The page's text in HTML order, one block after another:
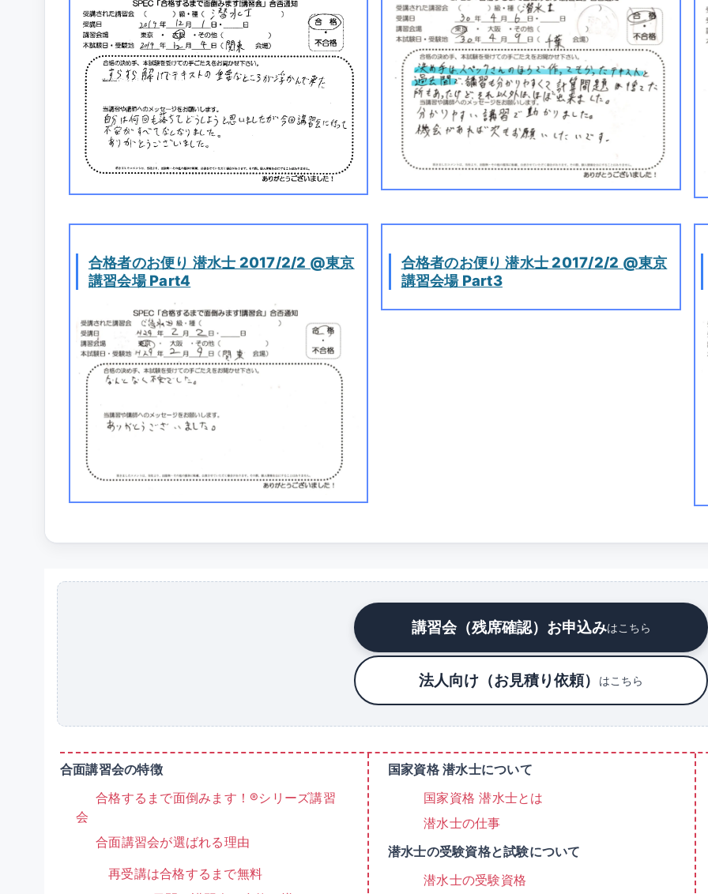
合格者のお便り 潜水士 2017/2/2 @東京
講習会場 Part4
合格者のお便り 潜水士 2017/2/2 @東京
講習会場 Part3
講習会（残席確認）お申込みはこちら
法人向け（お見積り依頼） はこちら
合面講習会の特徴
合格するまで面倒みます！®シリーズ講習
会
合面講習会が選ばれる理由
再受講は合格するまで無料
国家資格 潜水士について
国家資格 潜水士とは
潜水士の仕事
潜水士の受験資格と試験について
潜水士の受験資格